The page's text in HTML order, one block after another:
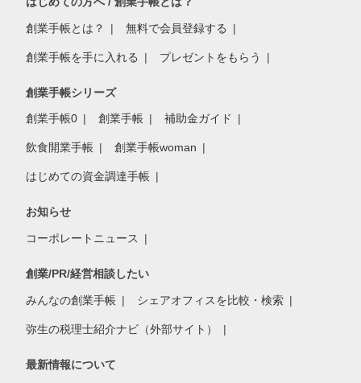
創業手帳とは？ 無料で会員登録する
創業手帳を手に入れる プレゼントをもらう
創業手帳シリーズ
創業手帳0 創業手帳 補助金ガイド
飲食開業手帳 創業手帳woman
はじめての資金調達手帳
お知らせ
コーポレートニュース
創業/PR/経営相談したい
みんなの創業手帳 シェアオフィスを比較・検索
弥生の税理士紹介ナビ（外部サイト）
最新情報について